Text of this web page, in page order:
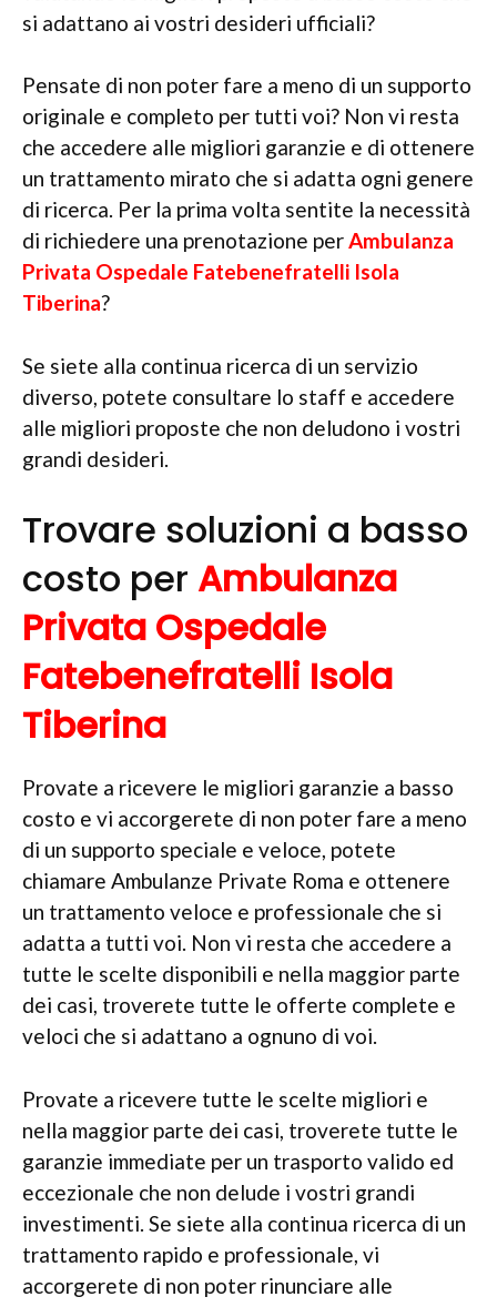
si adattano ai vostri desideri ufficiali?
Pensate di non poter fare a meno di un supporto
originale e completo per tutti voi? Non vi resta
che accedere alle migliori garanzie e di ottenere
un trattamento mirato che si adatta ogni genere
di ricerca. Per la prima volta sentite la necessità
di richiedere una prenotazione perAmbulanza
Privata Ospedale Fatebenefratelli Isola
Tiberina?
Se siete alla continua ricerca di un servizio
diverso, potete consultare lo staff e accedere
alle migliori proposte che non deludono i vostri
grandi desideri.
Trovare soluzioni a basso
costo per Ambulanza
Privata Ospedale
Fatebenefratelli Isola
Tiberina
Provate a ricevere le migliori garanzie a basso
costo e vi accorgerete di non poter fare a meno
di un supporto speciale e veloce, potete
chiamare Ambulanze Private Roma e ottenere
un trattamento veloce e professionale che si
adatta a tutti voi. Non vi resta che accedere a
tutte le scelte disponibili e nella maggior parte
dei casi, troverete tutte le offerte complete e
veloci che si adattano a ognuno di voi.
Provate a ricevere tutte le scelte migliori e
nella maggior parte dei casi, troverete tutte le
garanzie immediate per un trasporto valido ed
eccezionale che non delude i vostri grandi
investimenti. Se siete alla continua ricerca di un
trattamento rapido e professionale, vi
accorgerete di non poter rinunciare alle